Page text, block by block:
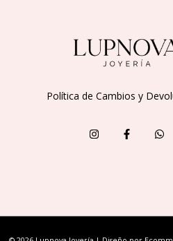
Política de Cambios y